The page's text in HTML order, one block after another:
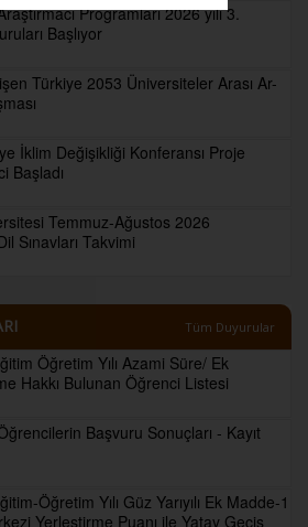
Programları 2026 yılı 3.
Başlıyor
Türkiye 2053 Üniversiteler Arası Ar-
İklim Değişikliği Konferansı Proje
Başladı
Temmuz-Ağustos 2026
Sınavları Takvimi
Tüm Duyurular
Öğretim Yılı Azami Süre/ Ek
Hakkı Bulunan Öğrenci Listesi
Başvuru Sonuçları - Kayıt
Öğretim Yılı Güz Yarıyılı Ek Madde-1
Yerleştirme Puanı ile Yatay Geçiş